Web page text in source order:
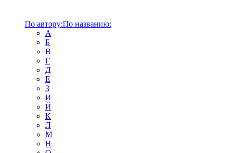
По автору:По названию:
А
Б
В
Г
Д
Е
З
И
Й
К
Л
М
Н